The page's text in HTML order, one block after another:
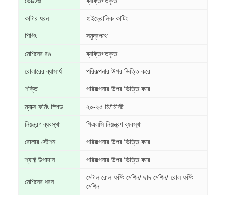
কাটার ধরন হাইড্রোলিক কাটিং
শিপিং সমুদ্রপথে
মেশিনের রঙ ব্যক্তিগতকৃত
রোলারের ব্যাসার্ধ পরিকল্পনার উপর ভিত্তি করে
শক্তি পরিকল্পনার উপর ভিত্তি করে
ম্যাক্স ফর্মিং স্পিড ২০-২৫ মি/মিনিট
নিয়ন্ত্রণ ব্যবস্থা পিএলসি নিয়ন্ত্রণ ব্যবস্থা
রোলার স্টেশন পরিকল্পনার উপর ভিত্তি করে
শ্যাফ্ট উপাদান পরিকল্পনার উপর ভিত্তি করে
মেশিনের ধরন
মেটাল রোল ফর্মিং মেশিন/ ছাদ মেশিন/ রোল ফর্মিং
মেশিন